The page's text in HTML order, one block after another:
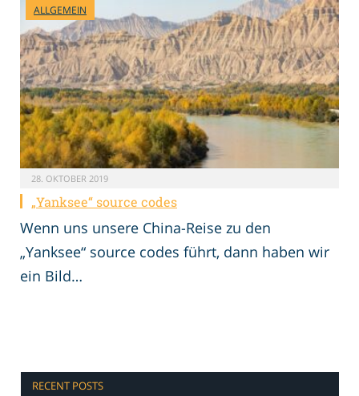
ALLGEMEIN
28. OKTOBER 2019
„Yanksee“ source codes
Wenn uns unsere China-Reise zu den
„Yanksee“ source codes führt, dann haben wir
ein Bild…
RECENT POSTS